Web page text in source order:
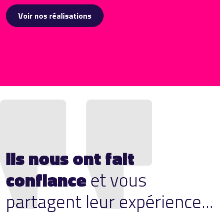
Voir nos réalisations
Ils nous ont fait
confianceet vous
partagent leur expérience...